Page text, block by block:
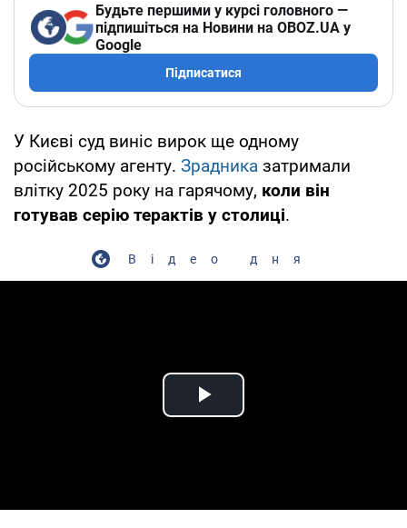
Будьте першими у курсі головного —
підпишіться на Новини на OBOZ.UA у
Google
Підписатися
У Києві суд виніс вирок ще одному
російському агенту. Зрадника затримали
влітку 2025 року на гарячому, коли він
готував серію терактів у столиці.
Відео дня
Play Video